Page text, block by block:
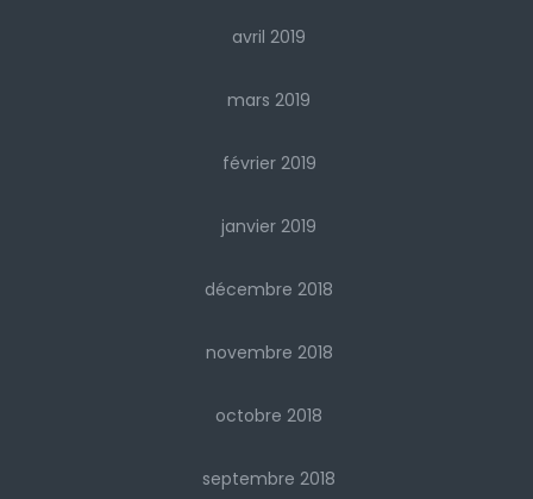
avril 2019
mars 2019
février 2019
janvier 2019
décembre 2018
novembre 2018
octobre 2018
septembre 2018